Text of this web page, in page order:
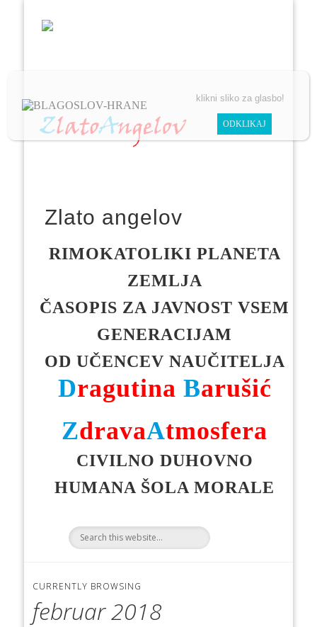
klikni sliko za glasbo!
Zlato angelov
RIMOKATOLIKI PLANETA
ZEMLJA
ČASOPIS ZA JAVNOST VSEM
GENERACIJAM
OD UČENCEV NAUČITELJA
Dragutina Barušić
ZdravaAtmosfera
CIVILNO DUHOVNO
HUMANA ŠOLA MORALE
CURRENTLY BROWSING
februar 2018